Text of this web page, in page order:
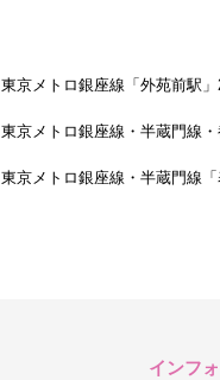
東京メトロ銀座線「外苑前駅
東京メトロ銀座線・半蔵門線
東京メトロ銀座線・半蔵門線
インフ